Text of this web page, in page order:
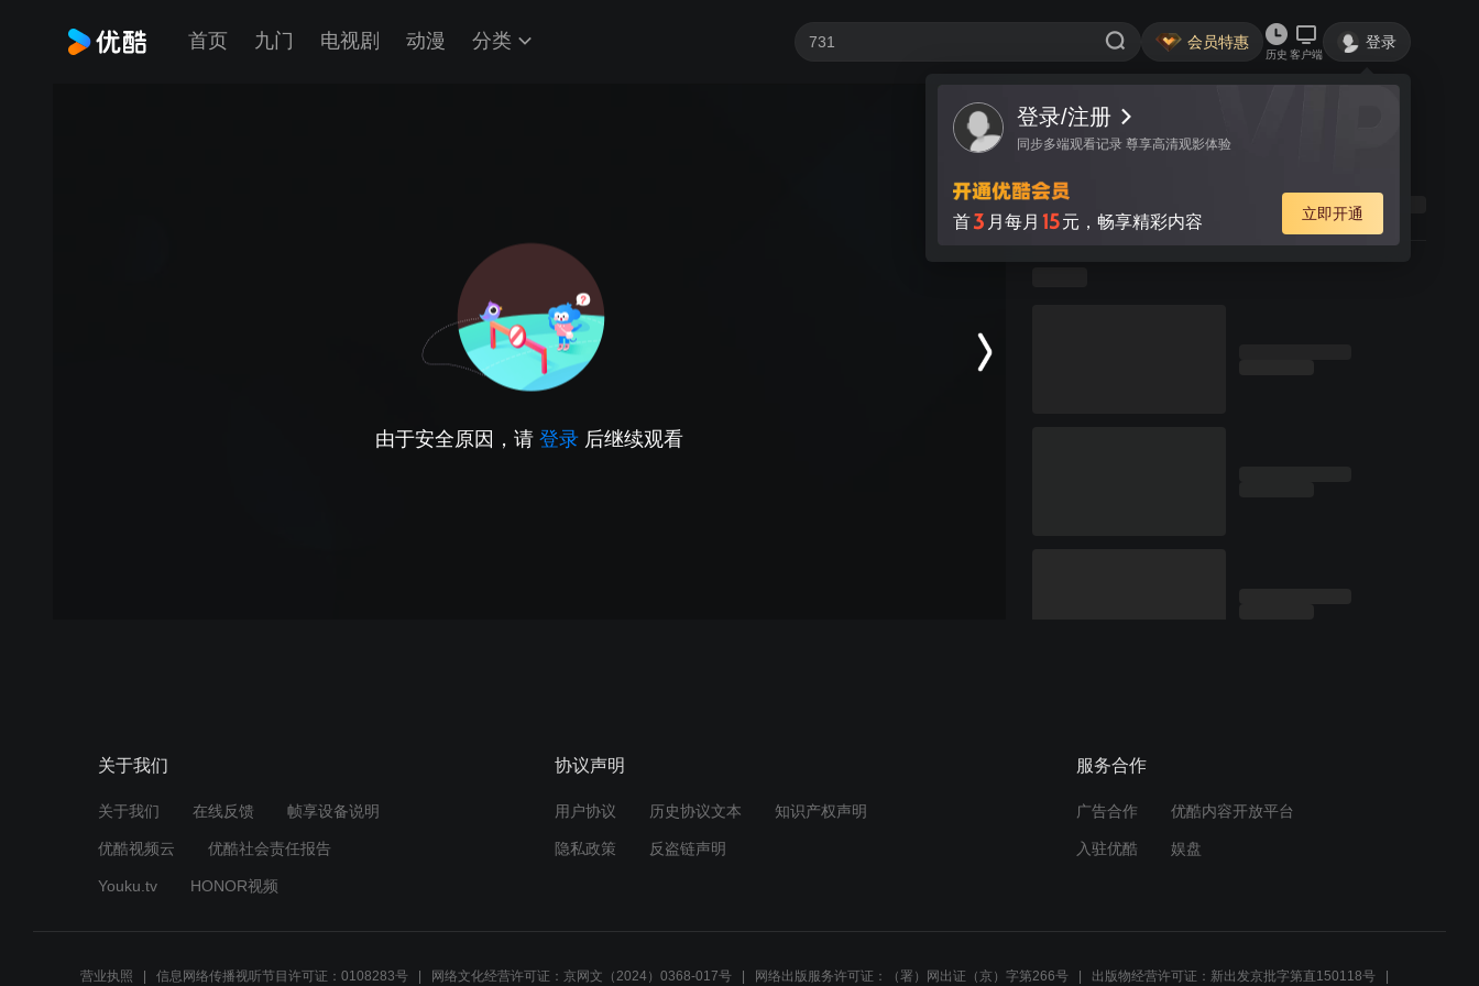
首页 九门 电视剧 动漫 分类 会员特惠
历史 客户端
登录
登录/注册
同步多端观看记录 尊享高清观影体验
首3 月每月 15元，畅享精彩内容 立即开通
由于安全原因，请 登录 后继续观看
关于我们
关于我们 在线反馈 帧享设备说明
优酷视频云 优酷社会责任报告
Youku.tv HONOR视频
协议声明
用户协议 历史协议文本 知识产权声明
隐私政策 反盗链声明
服务合作
广告合作 优酷内容开放平台
入驻优酷 娱盘
营业执照 信息网络传播视听节目许可证：0108283号 网络文化经营许可证：京网文（2024）0368-017号 网络出版服务许可证：（署）网出证（京）字第266号 出版物经营许可证：新出发京批字第直150118号